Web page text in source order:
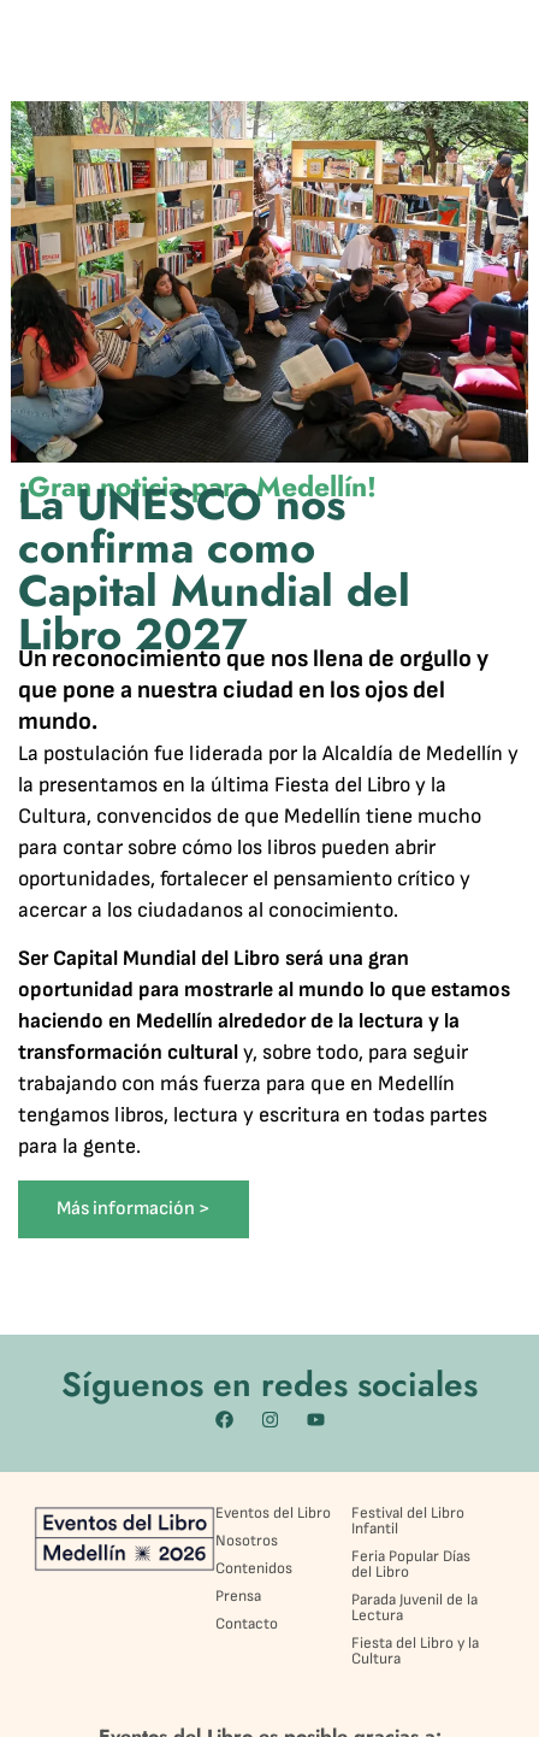
¡Gran noticia para Medellín!
La UNESCO nos
confirma como
Capital Mundial del
Libro 2027
Un reconocimiento que nos llena de orgullo y
que pone a nuestra ciudad en los ojos del
mundo.
La postulación fue liderada por la Alcaldía de Medellín y
la presentamos en la última Fiesta del Libro y la
Cultura, convencidos de que Medellín tiene mucho
para contar sobre cómo los libros pueden abrir
oportunidades, fortalecer el pensamiento crítico y
acercar a los ciudadanos al conocimiento.
Ser Capital Mundial del Libro será una gran
oportunidad para mostrarle al mundo lo que estamos
haciendo en Medellín alrededor de la lectura y la
transformación culturaly, sobre todo, para seguir
trabajando con más fuerza para que en Medellín
tengamos libros, lectura y escritura en todas partes
para la gente.
Más información >
Síguenos en redes sociales
Eventos del Libro
Nosotros
Contenidos
Prensa
Contacto
Festival del Libro
Infantil
Feria Popular Días
del Libro
Parada Juvenil de la
Lectura
Fiesta del Libro y la
Cultura